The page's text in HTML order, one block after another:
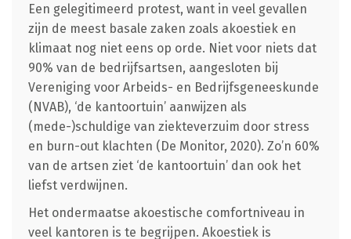
Een gelegitimeerd protest, want in veel gevallen
zijn de meest basale zaken zoals akoestiek en
klimaat nog niet eens op orde. Niet voor niets dat
90% van de bedrijfsartsen, aangesloten bij
Vereniging voor Arbeids- en Bedrijfsgeneeskunde
(NVAB), ‘de kantoortuin’ aanwijzen als
(mede-)schuldige van ziekteverzuim door stress
en burn-out klachten (De Monitor, 2020). Zo’n 60%
van de artsen ziet ‘de kantoortuin’ dan ook het
liefst verdwijnen.
Het ondermaatse akoestische comfortniveau in
veel kantoren is te begrijpen. Akoestiek is